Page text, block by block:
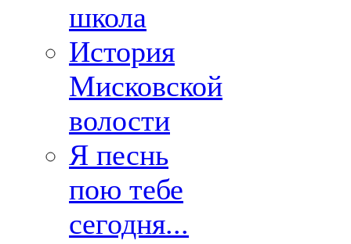
школа
История
Мисковской
волости
Я песнь
пою тебе
сегодня...